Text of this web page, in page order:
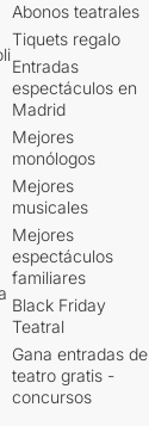
Abonos teatrales
Tiquets regalo
Entradas
espectáculos en
Madrid
Mejores
monólogos
Mejores
musicales
Mejores
espectáculos
familiares
Black Friday
Teatral
Gana entradas de
teatro gratis -
concursos